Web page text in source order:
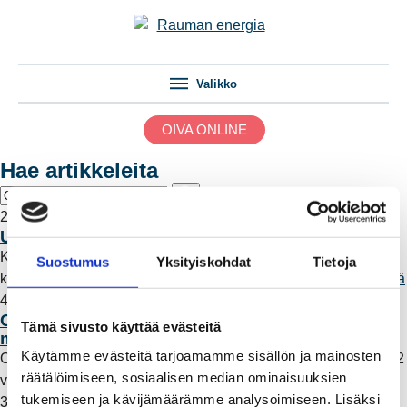
Suostumus Yksityiskohdat Tietoja
Tämä sivusto käyttää evästeitä
Käytämme evästeitä tarjoamamme sisällön ja mainosten
räätälöimiseen, sosiaalisen median ominaisuuksien
tukemiseen ja kävijämäärämme analysoimiseen. Lisäksi
Valikko
OIVA ONLINE
Hae artikkeleita
28.11.2023 07:28
Uusi Online-palvelu on otettu käyttöön
Koostimme artikkeliin tietoa, mitä uuden Online-palvelun
käyttöönotto tarkoittaa Rauman Energian asiakkaille.
Lue lisää
4.12.2020 15:13
OMA Online -palvelussa käyttökatko
maanantaina 7. joulukuuta
OMA Online -palvelua huolletaan maanantaina 7.12. kello 8-12
välisen ajan. Lue lisää
3.12.2021 14:10